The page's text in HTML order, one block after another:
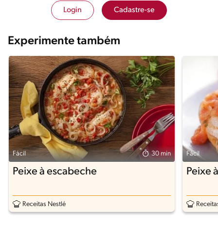
Login Cadastre-se
Experimente também
Fácil 30 min
Peixe à escabeche
Receitas Nestlé
Fácil
Peixe